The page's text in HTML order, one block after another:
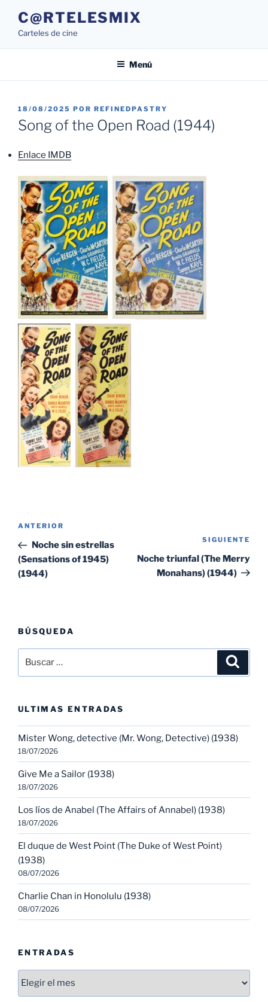
contenido
C@RTELESMIX
Carteles de cine
Menú
PUBLICADO
EL
18/08/2025 POR REFINEDPASTRY
Song of the Open Road (1944)
Enlace IMDB
Navegación
entradas
Entrada
anterior:
ANTERIOR
Noche sin estrellas
(Sensations of 1945)
(1944)
SIGUIENTE
Noche triunfal (The Merry
Monahans) (1944)
BÚSQUEDA
por:
ULTIMAS ENTRADAS
Mister Wong, detective (Mr. Wong, Detective) (1938)
18/07/2026
Give Me a Sailor (1938)
18/07/2026
Los líos de Anabel (The Affairs of Annabel) (1938)
18/07/2026
El duque de West Point (The Duke of West Point)
(1938)
08/07/2026
Charlie Chan in Honolulu (1938)
08/07/2026
ENTRADAS
Entradas